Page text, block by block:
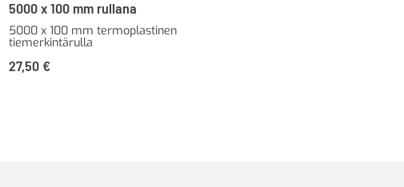
5000 x 100 mm rullana
5000 x 100 mm termoplastinen
tiemerkintärulla
27,50 €